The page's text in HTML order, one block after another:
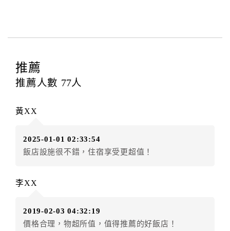
四、訂單異動
提出申辦不得異動訂單。
每筆訂單異動限定
辦理取消退款。
房者應補足差額。（限原訂飯店）
房者不得要求退其差額。（限原訂飯店）
額3個月
．訂房者使用「保留住宿金額」時，請注意！為避免飯
店客滿，敬請及早計畫，如逾時未提出申辦，視同無條
推薦
推薦人數 77人
黃XX
2025-01-01 02:33:54
飯店設施很不錯，住宿享受更超值！
李XX
2019-02-03 04:32:19
價格合理，物超所值，值得推薦的好飯店！